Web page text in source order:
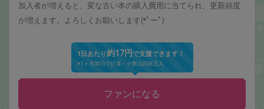
加入者が増えると、変な古い本の購入費用に当てられ、更新頻度
が増えます。よろしくお願いします(*ﾟーﾟ)
1日あたり約17円で支援できます！
※1ヶ月30日で計算・小数点四捨五入
ファンになる